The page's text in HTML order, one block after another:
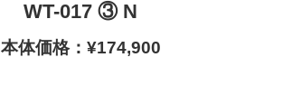
WT-017 ③ N
本体価格：¥174,900